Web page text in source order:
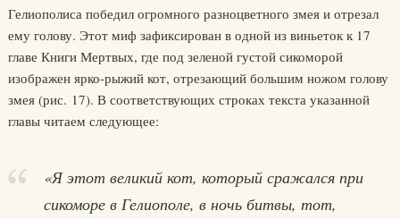
Гелиополиса победил огромного разноцветного змея и отрезал
ему голову. Этот миф зафиксирован в одной из виньеток к 17
главе Книги Мертвых, где под зеленой густой сикоморой
изображен ярко-рыжий кот, отрезающий большим ножом голову
змея (рис. 17). В соответствующих строках текста указанной
главы читаем следующее:
«Я этот великий кот, который сражался при
сикоморе в Гелиополе, в ночь битвы, тот,